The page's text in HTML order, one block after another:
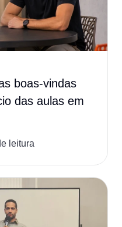
boas-vindas
das aulas em
leitura